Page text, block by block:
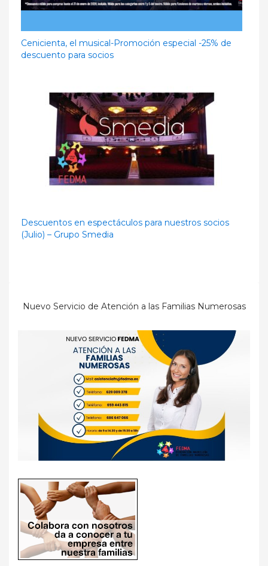
Cenicienta, el musical-Promoción especial -25% de
descuento para socios
Descuentos en espectáculos para nuestros socios
(Julio) – Grupo Smedia
Nuevo Servicio de Atención a las Familias Numerosas